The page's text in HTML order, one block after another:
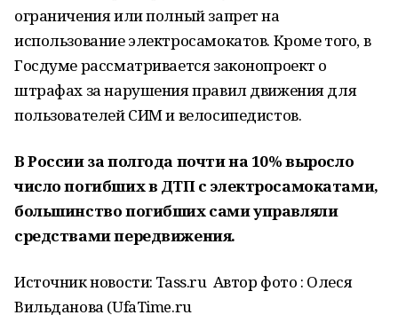
ограничения или полный запрет на
использование электросамокатов. Кроме того, в
Госдуме рассматривается законопроект о
штрафах за нарушения правил движения для
пользователей СИМ и велосипедистов.
В России за полгода почти на 10% выросло
число погибших в ДТП с электросамокатами,
большинство погибших сами управляли
средствами передвижения.
Источник новости: Tass.ru Автор фото : Олеся
Вильданова (UfaTime.ru